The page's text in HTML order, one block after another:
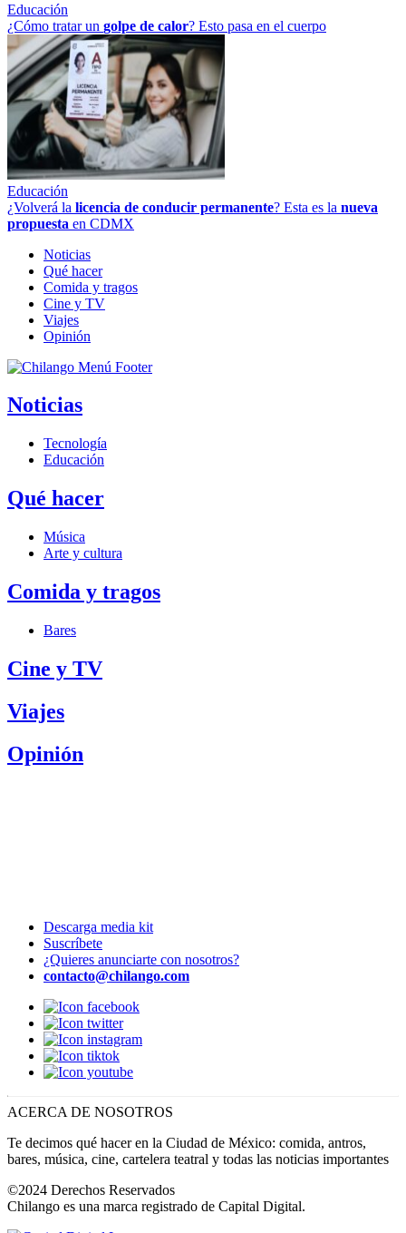
Educación
¿Cómo tratar un golpe de calor? Esto pasa en el cuerpo
Educación
¿Volverá la licencia de conducir permanente? Esta es la nueva
propuesta en CDMX
Noticias
Qué hacer
Comida y tragos
Cine y TV
Viajes
Opinión
Noticias
Tecnología
Educación
Qué hacer
Música
Arte y cultura
Comida y tragos
Bares
Cine y TV
Viajes
Opinión
Descarga media kit
Suscríbete
¿Quieres anunciarte con nosotros?
contacto@chilango.com
ACERCA DE NOSOTROS
Te decimos qué hacer en la Ciudad de México: comida, antros,
bares, música, cine, cartelera teatral y todas las noticias importantes
©2024 Derechos Reservados
Chilango es una marca registrado de Capital Digital.